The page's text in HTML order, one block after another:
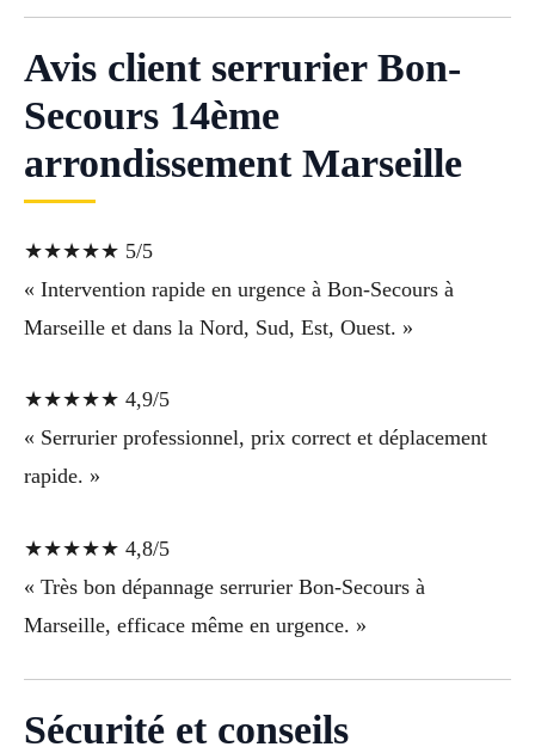
Avis client serrurier Bon-
Secours 14ème
arrondissement Marseille
★★★★★ 5/5
« Intervention rapide en urgence à Bon-Secours à
Marseille et dans la Nord, Sud, Est, Ouest. »
★★★★★ 4,9/5
« Serrurier professionnel, prix correct et déplacement
rapide. »
★★★★★ 4,8/5
« Très bon dépannage serrurier Bon-Secours à
Marseille, efficace même en urgence. »
Sécurité et conseils